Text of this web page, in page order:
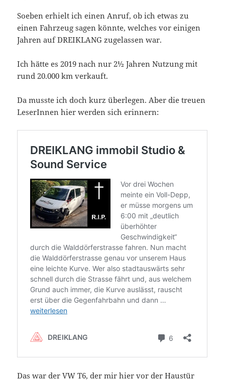
Soeben erhielt ich einen Anruf, ob ich etwas zu
einen Fahrzeug sagen könnte, welches vor einigen
Jahren auf DREIKLANG zugelassen war.
Ich hätte es 2019 nach nur 2½ Jahren Nutzung mit
rund 20.000 km verkauft.
Da musste ich doch kurz überlegen. Aber die treuen
LeserInnen hier werden sich erinnern:
Das war der VW T6, der mir hier vor der Haustür